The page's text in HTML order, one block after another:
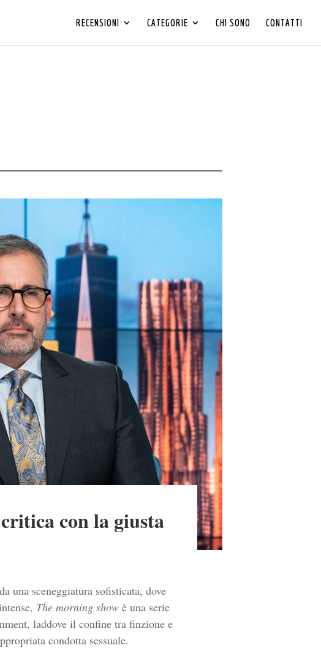
RECENSIONI CATEGORIE CHI SONO CONTATTI
con la giusta
una sceneggiatura sofisticata, dove
The morning show è una serie
laddove il confine tra finzione e
condotta sessuale.